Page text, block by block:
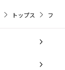
トップス フー